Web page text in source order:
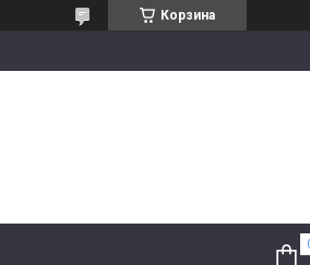
Корзина